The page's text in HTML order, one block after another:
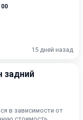
15 дней назад
задний
в зависимости от